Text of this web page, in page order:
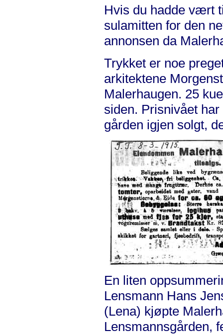
Hvis du hadde vært
sulamitten for den
annonsen da
Trykket er noe
arkitektene
Malerhaugen. 25
siden. Prisnivået
gården igjen solgt,
En liten
Lensmann Hans
(Lena) kjøpte
Lensmannsgården,